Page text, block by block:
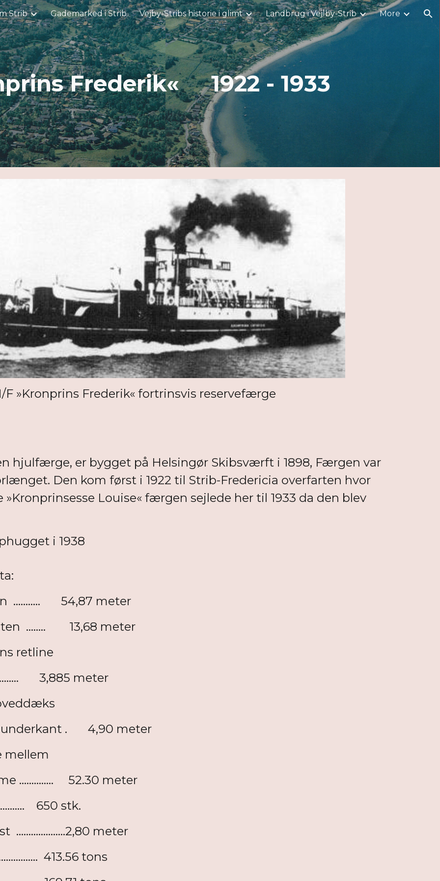
to main content Skip to navigation
Strib Gademarked i Strib Vejby-Stribs historie i glimt Landbrug i Vejlby-Strib More
Frederik« 1922 - 1933
F »Kronprins Frederik« fortrinsvis reservefærge
hjulfærge, er bygget på Helsingør Skibsværft i 1898, Færgen var
Den kom først i 1922 til Strib-Fredericia overfarten hvor
Louise« færgen sejlede her til 1933 da den blev
i 1938
........... 54,87 meter
........ 13,68 meter
retline
3,885 meter
. 4,90 meter
mellem
.............. 52.30 meter
650 stk.
meter
413.56 tons